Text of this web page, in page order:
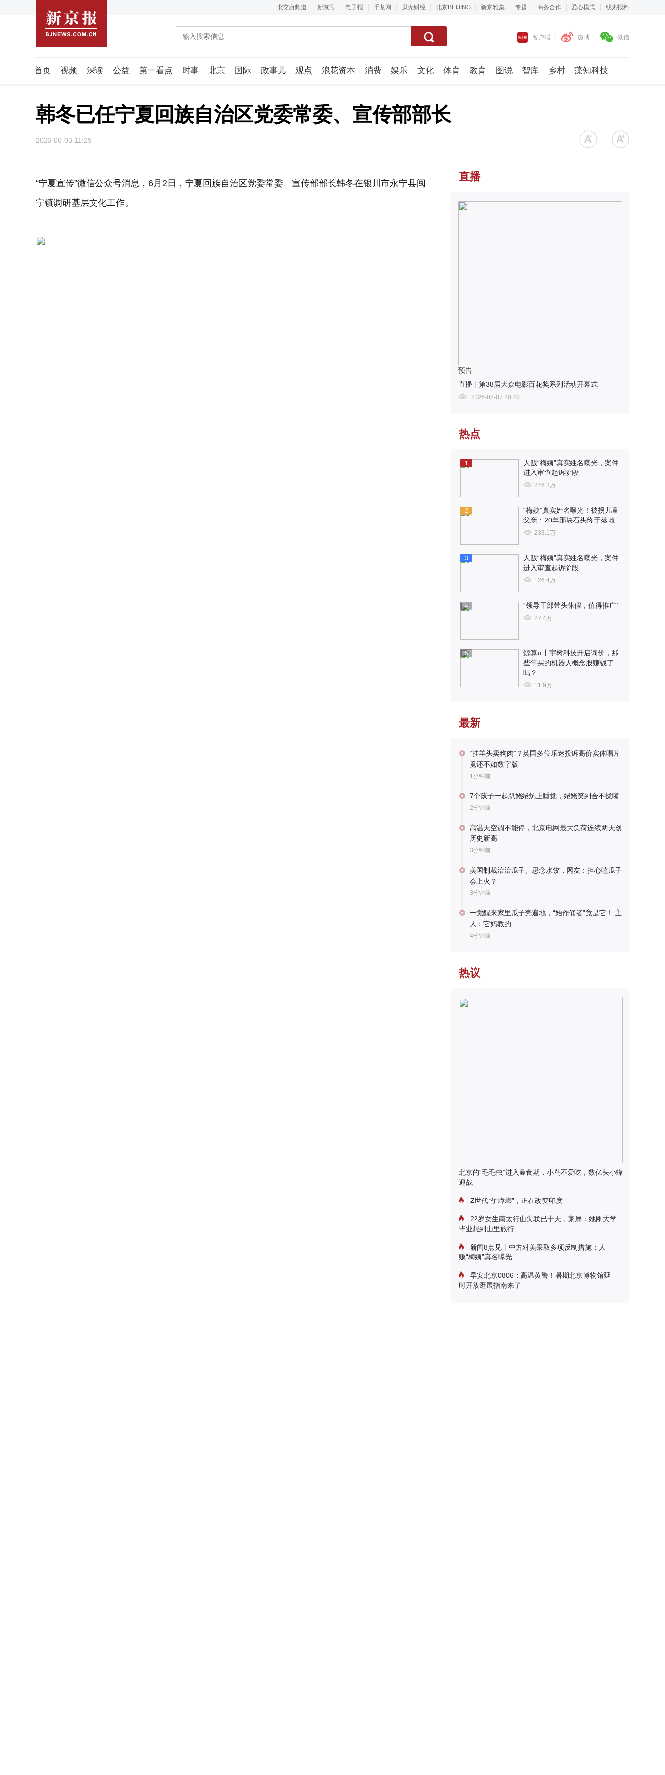
北交所频道 新京号 电子报 千龙网 贝壳财经 北京BEIJING 新京雅集 专题 商务合作 爱心模式 线索报料
客户端 微博 微信
首页 视频 深读 公益 第一看点 时事 北京 国际 政事儿 观点 浪花资本 消费 娱乐 文化 体育 教育 图说 智库 乡村 藻知科技
韩冬已任宁夏回族自治区党委常委、宣传部部长
2026-06-03 11:29
“宁夏宣传”微信公众号消息，6月2日，宁夏回族自治区党委常委、宣传部部长韩冬在银川市永宁县闽
宁镇调研基层文化工作。
直播
预告
直播丨第38届大众电影百花奖系列活动开幕式
2026-08-07 20:40
热点
1
人贩“梅姨”真实姓名曝光，案件
进入审查起诉阶段
246.3万
2
“梅姨”真实姓名曝光！被拐儿童
父亲：20年那块石头终于落地
233.1万
3
人贩“梅姨”真实姓名曝光，案件
进入审查起诉阶段
126.4万
4 “领导干部带头休假，值得推广”
27.4万
5
鲸算π丨宇树科技开启询价，那
些年买的机器人概念股赚钱了
吗？
11.9万
最新
“挂羊头卖狗肉”？英国多位乐迷投诉高价实体唱片
竟还不如数字版
1分钟前
7个孩子一起趴姥姥炕上睡觉，姥姥笑到合不拢嘴
2分钟前
高温天空调不能停，北京电网最大负荷连续两天创
历史新高
3分钟前
美国制裁洽洽瓜子、思念水饺，网友：担心嗑瓜子
会上火？
3分钟前
一觉醒来家里瓜子壳遍地，“始作俑者”竟是它！ 主
人：它妈教的
4分钟前
热议
北京的“毛毛虫”进入暴食期，小鸟不爱吃，数亿头小蜂
迎战
Z世代的“蟑螂”，正在改变印度
22岁女生南太行山失联已十天，家属：她刚大学
毕业想到山里旅行
新闻8点见丨中方对美采取多项反制措施；人
贩“梅姨”真名曝光
早安北京0806：高温黄警！暑期北京博物馆延
时开放逛展指南来了